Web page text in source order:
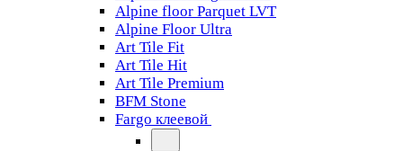
Alpine floor Parquet LVT
Alpine Floor Ultra
Art Tile Fit
Art Tile Hit
Art Tile Premium
BFM Stone
Fargo клеевой